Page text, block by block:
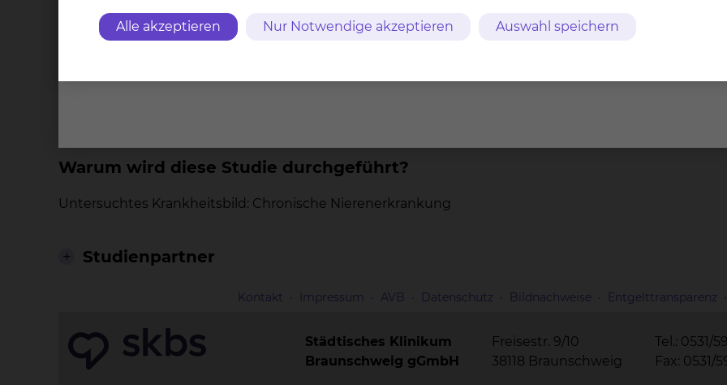
Phase III Studie
Was sind die wichtigsten Merkmale der Studie?
Warum wird diese Studie durchgeführt?
Untersuchtes Krankheitsbild: Chronische Nierenerkrankung
Studienpartner
Kontakt Impressum AVB Datenschutz Bildnachweise Entgelttransparenz
Städtisches Klinikum
Braunschweig gGmbH
Freisestr. 9/10
38118 Braunschweig
Tel.: 0531/
Fax: 0531/
Alle akzeptieren Nur Notwendige akzeptieren Auswahl speichern